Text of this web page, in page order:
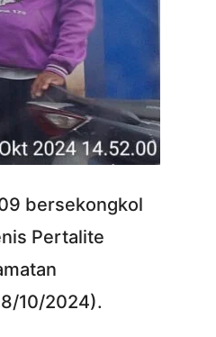
bersekongkol
Pertalite
10/2024).